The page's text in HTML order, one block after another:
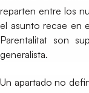
reparten entre los
el asunto recae en
Parentalitat son
generalista.
Un apartado no